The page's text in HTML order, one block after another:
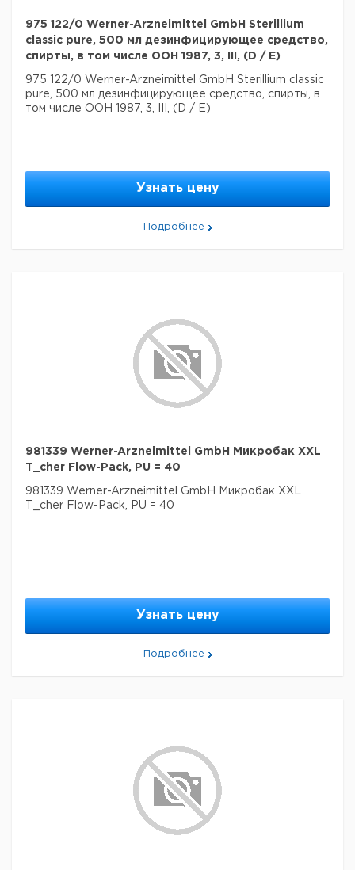
975 122/0 Werner-Arzneimittel GmbH Sterillium
classic pure, 500 мл дезинфицирующее средство,
спирты, в том числе ООН 1987, 3, III, (D / E)
975 122/0 Werner-Arzneimittel GmbH Sterillium classic
pure, 500 мл дезинфицирующее средство, спирты, в
том числе ООН 1987, 3, III, (D / E)
Узнать цену
Подробнее
981339 Werner-Arzneimittel GmbH Микробак XXL
T_cher Flow-Pack, PU = 40
981339 Werner-Arzneimittel GmbH Микробак XXL
T_cher Flow-Pack, PU = 40
Узнать цену
Подробнее